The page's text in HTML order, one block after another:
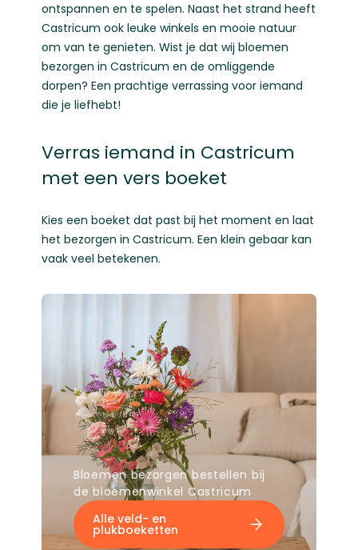
ontspannen en te spelen. Naast het strand heeft
Castricum ook leuke winkels en mooie natuur
om van te genieten. Wist je dat wij bloemen
bezorgen in Castricum en de omliggende
dorpen? Een prachtige verrassing voor iemand
die je liefhebt!
Verras iemand in Castricum
met een vers boeket
Kies een boeket dat past bij het moment en laat
het bezorgen in Castricum. Een klein gebaar kan
vaak veel betekenen.
Bloemen bezorgen bestellen bij
de bloemenwinkel Castricum
Alle veld- en
plukboeketten